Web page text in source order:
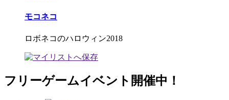
モコネコ
ロボネコのハロウィン2018
フリーゲームイベント開催中！